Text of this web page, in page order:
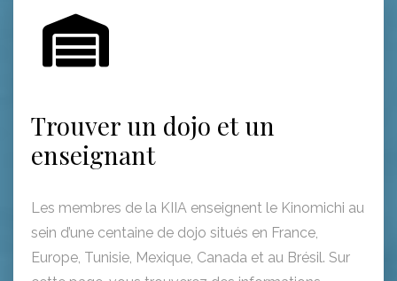
Trouver un dojo et un
enseignant
Les membres de la KIIA enseignent le Kinomichi au
sein d’une centaine de dojo situés en France,
Europe, Tunisie, Mexique, Canada et au Brésil. Sur